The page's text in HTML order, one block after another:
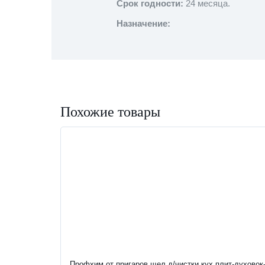
Срок годности: 24 месяца.
Назначениe:
Похожие товары